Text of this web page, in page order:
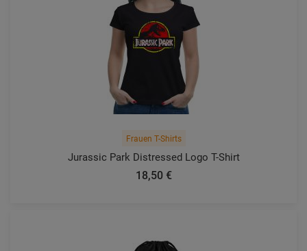
Frauen T-Shirts
Jurassic Park Distressed Logo T-Shirt
18,50 €